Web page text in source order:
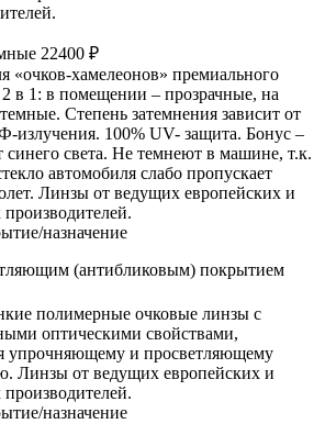
22400 ₽
«очков-хамелеонов» премиального
2 в 1: в помещении – прозрачные, на
Степень затемнения зависит от
излучения. 100% UV- защита. Бонус –
синего света. Не темнеют в машине, т.к.
автомобиля слабо пропускает
Линзы от ведущих европейских и
назначение
(антибликовым) покрытием
полимерные очковые линзы с
оптическими свойствами,
упрочняющему и просветляющему
Линзы от ведущих европейских и
назначение